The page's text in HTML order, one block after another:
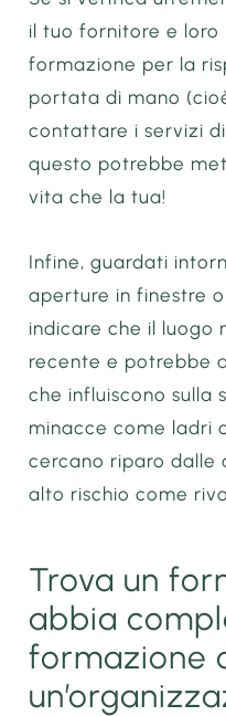
il tuo fornitore e loro
formazione per la
portata di mano
contattare i servizi
questo potrebbe
vita che la tua!
Infine, guardati
aperture in finestre
indicare che il luogo
recente e potrebbe
che influiscono sulla
minacce come ladri
cercano riparo dalle
alto rischio come
Trova un
abbia
formazione